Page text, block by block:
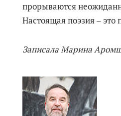
прорываются
Настоящая поэзия – это
Записала Марина